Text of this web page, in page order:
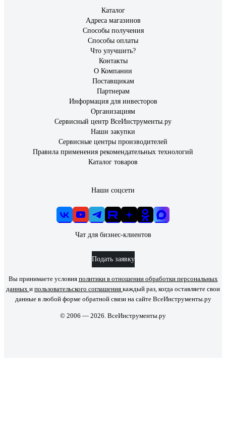
Очень удобный надёжный
Каталог
Адреса магазинов
Способы получения
Способы оплаты
Что улучшить?
Контакты
О Компании
Поставщикам
Партнерам
Информация для инвесторов
Организациям
Сервисный центр ВсеИнструменты.ру
Наши закупки
Сервисные центры производителей
Правила применения рекомендательных технологий
Каталог товаров
Наши соцсети
Чат для бизнес-клиентов
Подать заявку
Вы принимаете условия политики в отношении обработки персональных
данных и пользовательского соглашения каждый раз, когда оставляете свои
данные в любой форме обратной связи на сайте ВсеИнструменты.ру
© 2006 — 2026. ВсеИнструменты.ру